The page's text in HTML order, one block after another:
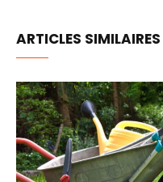
ARTICLES SIMILAIRES